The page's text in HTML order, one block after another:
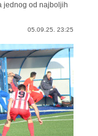
jednog od najboljih
05.09.25. 23:25